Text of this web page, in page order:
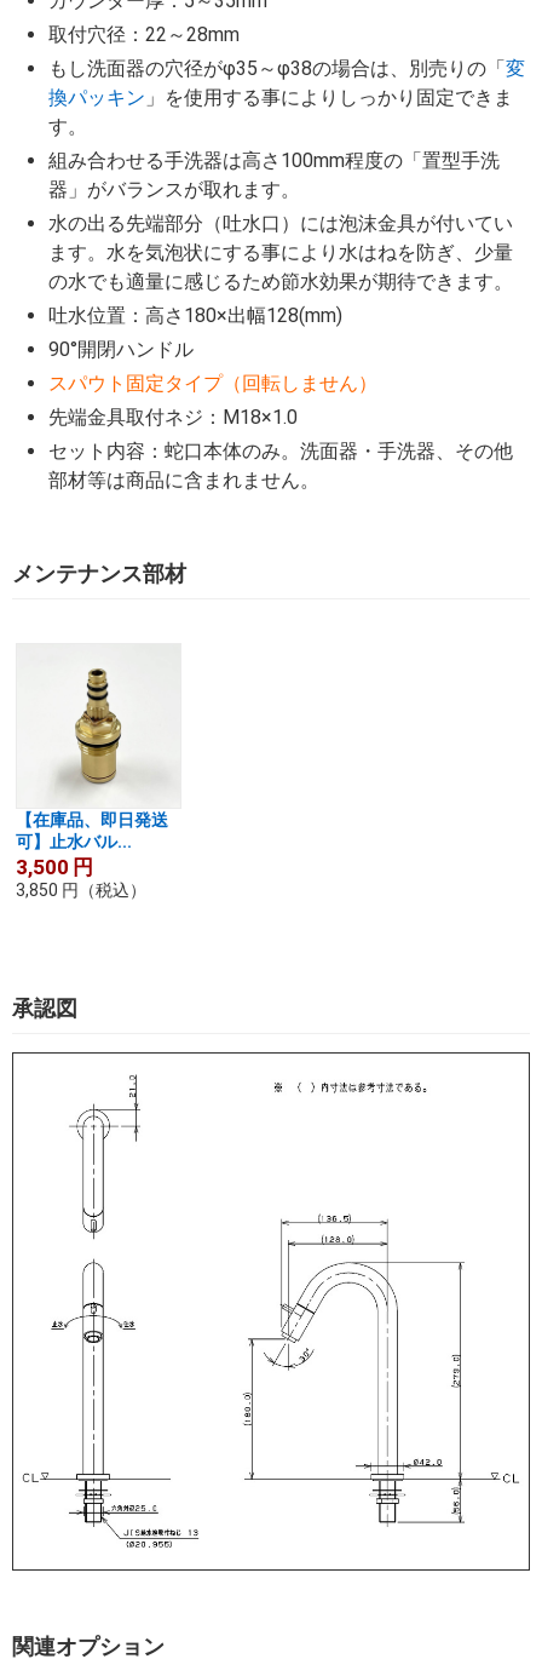
取付穴径：22～28mm
もし洗面器の穴径がφ35～φ38の場合は、別売りの「 変
換パッキン 」を使用する事によりしっかり固定できま
す。
組み合わせる手洗器は高さ100mm程度の「置型手洗
器」がバランスが取れます。
水の出る先端部分（吐水口）には泡沫金具が付いてい
ます。水を気泡状にする事により水はねを防ぎ、少量
の水でも適量に感じるため節水効果が期待できます。
吐水位置：高さ180×出幅128(mm)
90°開閉ハンドル
スパウト固定タイプ（回転しません）
先端金具取付ネジ：M18×1.0
セット内容：蛇口本体のみ。洗面器・手洗器、その他
部材等は商品に含まれません。
メンテナンス部材
【在庫品、即日発送
可】止水バル...
3,500 円
3,850 円 （税込）
承認図
関連オプション